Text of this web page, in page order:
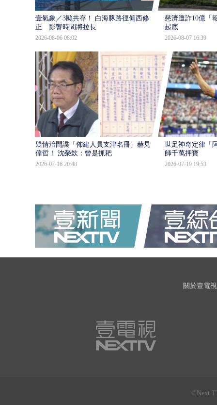
壹氣象／3颱共存！ 白海豚路徑偏西修
正 影響時間將拉長
2026-08-06 08:02
慈濟遭詐10億「
起底
2026-08-07 16:39
疑情治間諜「佈建人員支津名冊」赫見黃
偉哲！ 沈榮欽：曾是抓耙
2026-07-16 20:48
世足神奇定律「
師千萬押寶
2026-07-19 19:53
關於壹電視
©Next